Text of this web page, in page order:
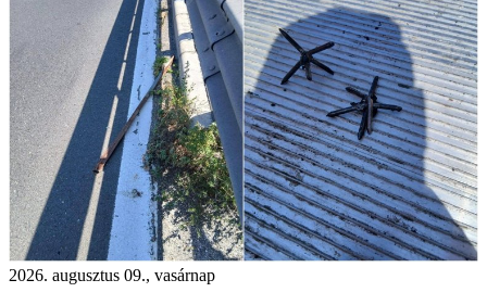
2026. augusztus 09., vasárnap